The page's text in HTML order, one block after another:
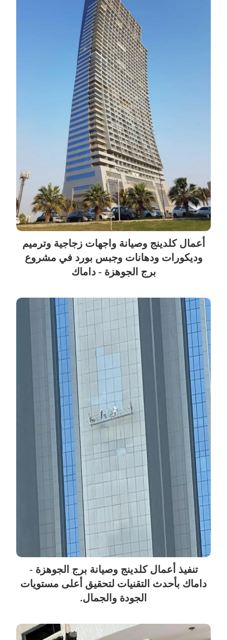
أعمال كلدينج وصيانة واجهات زجاجية وترميم
وديكورات ودهانات وجبس بورد في مشروع
برج الجوهزة - داماك
تنفيذ أعمال كلدينج وصيانة برج الجوهزة -
داماك بأحدث التقنيات لتحقيق أعلى مستويات
الجودة والجمال.